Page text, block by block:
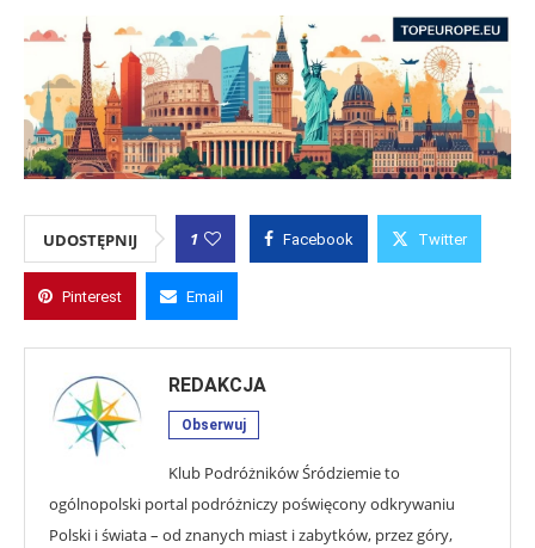
UDOSTĘPNIJ 1 Facebook Twitter
Pinterest Email
REDAKCJA
Obserwuj
Klub Podróżników Śródziemie to
ogólnopolski portal podróżniczy poświęcony odkrywaniu
Polski i świata – od znanych miast i zabytków, przez góry,